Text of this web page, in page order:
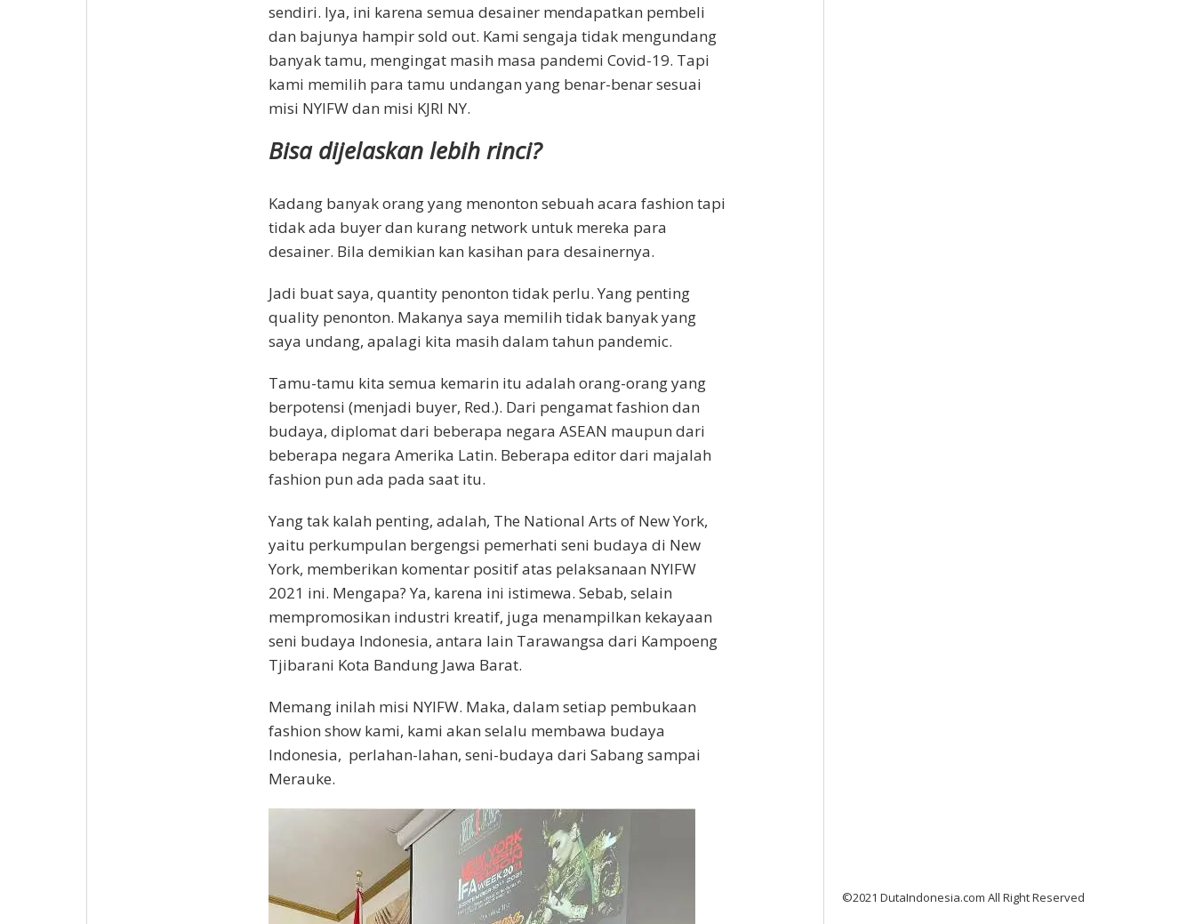
sendiri. Iya, ini karena semua desainer mendapatkan pembeli
dan bajunya hampir sold out. Kami sengaja tidak mengundang
banyak tamu, mengingat masih masa pandemi Covid-19. Tapi
kami memilih para tamu undangan yang benar-benar sesuai
misi NYIFW dan misi KJRI NY.
Bisa dijelaskan lebih rinci?
Kadang banyak orang yang menonton sebuah acara fashion tapi
tidak ada buyer dan kurang network untuk mereka para
desainer. Bila demikian kan kasihan para desainernya.
Jadi buat saya, quantity penonton tidak perlu. Yang penting
quality penonton. Makanya saya memilih tidak banyak yang
saya undang, apalagi kita masih dalam tahun pandemic.
Tamu-tamu kita semua kemarin itu adalah orang-orang yang
berpotensi (menjadi buyer, Red.). Dari pengamat fashion dan
budaya, diplomat dari beberapa negara ASEAN maupun dari
beberapa negara Amerika Latin. Beberapa editor dari majalah
fashion pun ada pada saat itu.
Yang tak kalah penting, adalah, The National Arts of New York,
yaitu perkumpulan bergengsi pemerhati seni budaya di New
York, memberikan komentar positif atas pelaksanaan NYIFW
2021 ini. Mengapa? Ya, karena ini istimewa. Sebab, selain
mempromosikan industri kreatif, juga menampilkan kekayaan
seni budaya Indonesia, antara lain Tarawangsa dari Kampoeng
Tjibarani Kota Bandung Jawa Barat.
Memang inilah misi NYIFW. Maka, dalam setiap pembukaan
fashion show kami, kami akan selalu membawa budaya
Indonesia, perlahan-lahan, seni-budaya dari Sabang sampai
Merauke.
©2021 DutaIndonesia.com All Right Reserved